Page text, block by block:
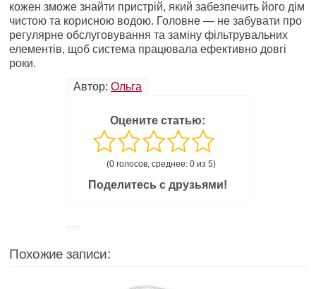
кожен зможе знайти пристрій, який забезпечить його дім
чистою та корисною водою. Головне — не забувати про
регулярне обслуговування та заміну фільтрувальних
елементів, щоб система працювала ефективно довгі
роки.
Автор: Ольга
Оцените статью:
(0 голосов, среднее: 0 из 5)
Поделитесь с друзьями!
Похожие записи: